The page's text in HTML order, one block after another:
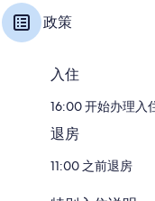
政策
入住
16:00 开始办理入
退房
11:00 之前退房